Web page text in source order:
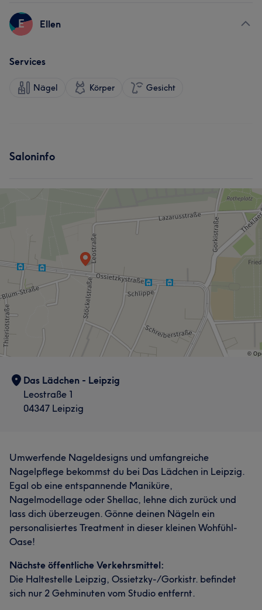
E Ellen
Services
Nägel Körper Gesicht
Saloninfo
Das Lädchen - Leipzig
Leostraße 1
04347 Leipzig
Umwerfende Nageldesigns und umfangreiche
Nagelpflege bekommst du bei Das Lädchen in Leipzig.
Egal ob eine entspannende Maniküre,
Nagelmodellage oder Shellac, lehne dich zurück und
lass dich überzeugen. Gönne deinen Nägeln ein
personalisiertes Treatment in dieser kleinen Wohfühl-
Oase!
Nächste öffentliche Verkehrsmittel:
Die Haltestelle Leipzig, Ossietzky-/Gorkistr. befindet
sich nur 2 Gehminuten vom Studio entfernt.